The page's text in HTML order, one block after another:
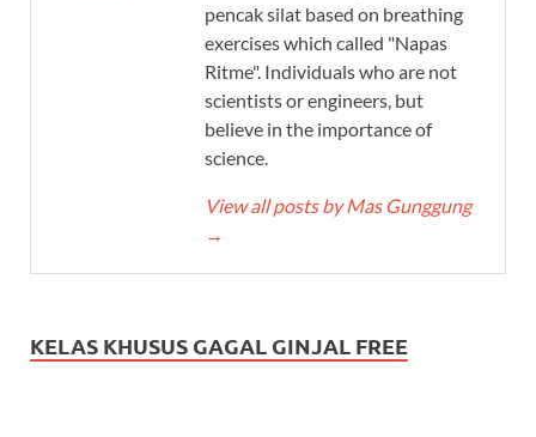
pencak silat based on breathing
exercises which called "Napas
Ritme". Individuals who are not
scientists or engineers, but
believe in the importance of
science.
View all posts by Mas Gunggung
→
KELAS KHUSUS GAGAL GINJAL FREE